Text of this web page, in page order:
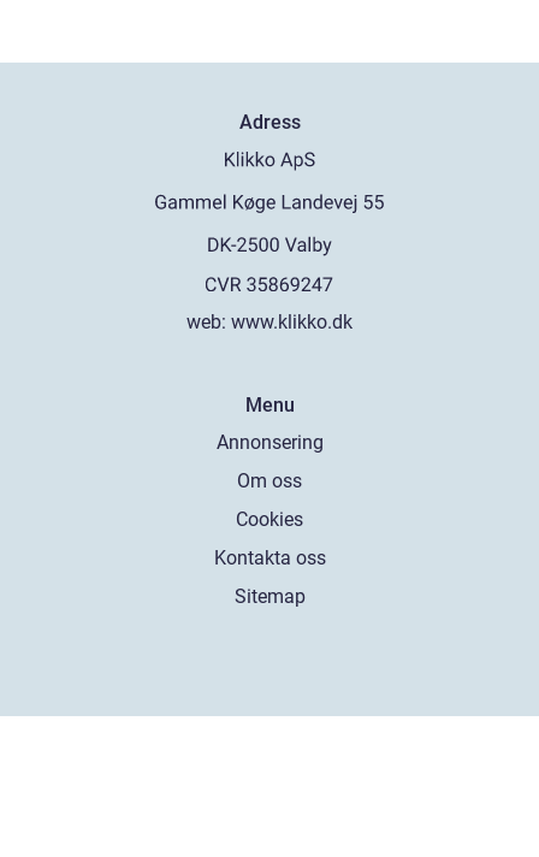
Adress
web: www.klikko.dk
Menu
Annonsering
Om oss
Cookies
Kontakta oss
Sitemap